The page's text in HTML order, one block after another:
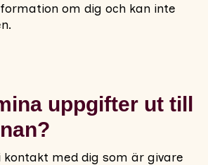
om dig och kan inte
uppgifter ut till
med dig som är givare